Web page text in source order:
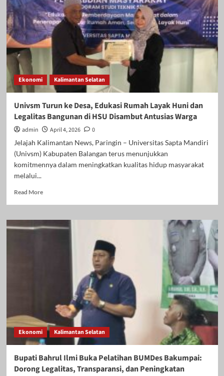
Berikan
Sosialisasi
Terpadu
Mengenai
Bantuan
Legalitas
Bangunan,
RTLH,
dan
Optimalisasi
Guna
Tingkatkan
Kualitas
Ekonomi Kalimantan Selatan
Univsm Turun ke Desa, Edukasi Rumah Layak Huni dan
Legalitas Bangunan di HSU Disambut Antusias Warga
admin April 4, 2026
0
Jelajah Kalimantan News, Paringin – Universitas Sapta Mandiri
(Univsm) Kabupaten Balangan terus menunjukkan
komitmennya dalam meningkatkan kualitas hidup masyarakat
melalui...
Read MoreRead
Univsm
Turun
Legalitas
Bangunan
di
HSU
Disambut
Warga
Ekonomi Kalimantan Selatan
Bupati Bahrul Ilmi Buka Pelatihan BUMDes Bakumpai:
Dorong Legalitas, Transparansi, dan Peningkatan